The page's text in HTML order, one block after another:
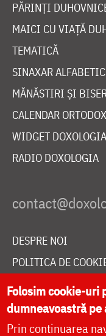
PĂRINȚI
MAICI CU VIAȚĂ
TEMATICĂ
SINAXAR ALFABETIC
MĂNĂSTIRI ȘI
CALENDAR ORTODOX
WIDGET DOXOLOGIA
RADIO DOXOLOGIA
DESPRE NOI
POLITICA DE
DONEAZĂ ONLINE
LIVE
Folosim cookie-
dumneavoastră pe
Prin continuarea